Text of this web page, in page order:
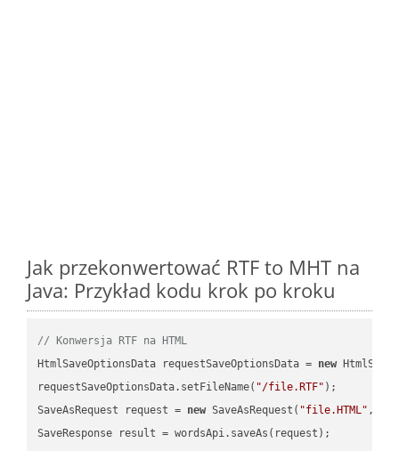
Jak przekonwertować RTF to MHT na
Java: Przykład kodu krok po kroku
// Konwersja RTF na HTML
HtmlSaveOptionsData requestSaveOptionsData = new
requestSaveOptionsData.setFileName( "/file.RTF" );
SaveAsRequest request = new SaveAsRequest( "file.HTML"
SaveResponse result = wordsApi.saveAs(request);